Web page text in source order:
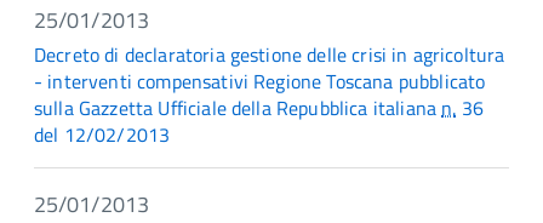
25/01/2013
Decreto di declaratoria gestione delle crisi in agricoltura
- interventi compensativi Regione Toscana pubblicato
sulla Gazzetta Ufficiale della Repubblica italianan. 36
del 12/02/2013
25/01/2013